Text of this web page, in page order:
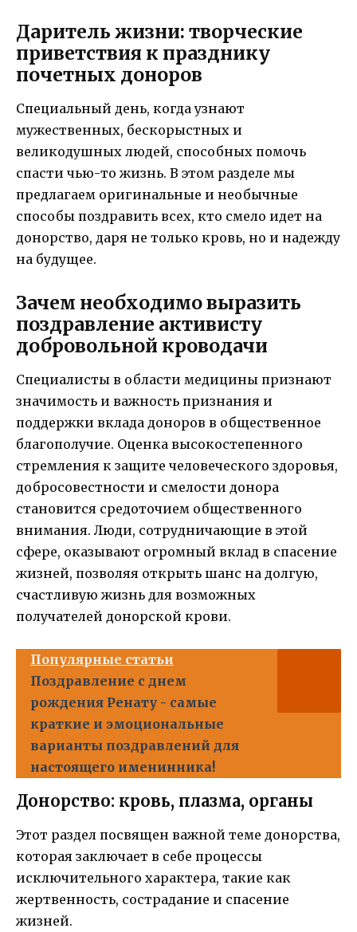
Даритель жизни: творческие
приветствия к празднику
почетных доноров
Специальный день, когда узнают
мужественных, бескорыстных и
великодушных людей, способных помочь
спасти чью-то жизнь. В этом разделе мы
предлагаем оригинальные и необычные
способы поздравить всех, кто смело идет на
донорство, даря не только кровь, но и надежду
на будущее.
Зачем необходимо выразить
поздравление активисту
добровольной кроводачи
Специалисты в области медицины признают
значимость и важность признания и
поддержки вклада доноров в общественное
благополучие. Оценка высокостепенного
стремления к защите человеческого здоровья,
добросовестности и смелости донора
становится средоточием общественного
внимания. Люди, сотрудничающие в этой
сфере, оказывают огромный вклад в спасение
жизней, позволяя открыть шанс на долгую,
счастливую жизнь для возможных
получателей донорской крови.
Популярные статьи
Поздравление с днем
рождения Ренату - самые
краткие и эмоциональные
варианты поздравлений для
настоящего именинника!
Донорство: кровь, плазма, органы
Этот раздел посвящен важной теме донорства,
которая заключает в себе процессы
исключительного характера, такие как
жертвенность, сострадание и спасение
жизней.